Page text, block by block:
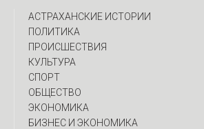
АСТРАХАНСКИЕ ИСТОРИИ
ПОЛИТИКА
ПРОИСШЕСТВИЯ
КУЛЬТУРА
СПОРТ
ОБЩЕСТВО
ЭКОНОМИКА
БИЗНЕС И ЭКОНОМИКА